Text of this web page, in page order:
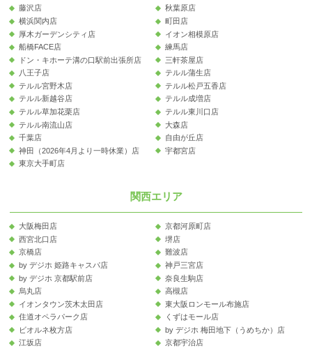
藤沢店
秋葉原店
横浜関内店
町田店
厚木ガーデンシティ店
イオン相模原店
船橋FACE店
練馬店
ドン・キホーテ溝の口駅前出張所店
三軒茶屋店
八王子店
テルル蒲生店
テルル宮野木店
テルル松戸五香店
テルル新越谷店
テルル成増店
テルル草加花栗店
テルル東川口店
テルル南流山店
大森店
千葉店
自由が丘店
神田（2026年4月より一時休業）店
宇都宮店
東京大手町店
関西エリア
大阪梅田店
京都河原町店
西宮北口店
堺店
京橋店
難波店
by デジホ 姫路キャスパ店
神戸三宮店
by デジホ 京都駅前店
奈良生駒店
烏丸店
高槻店
イオンタウン茨木太田店
東大阪ロンモール布施店
住道オペラパーク店
くずはモール店
ビオルネ枚方店
by デジホ 梅田地下（うめちか）店
江坂店
京都宇治店